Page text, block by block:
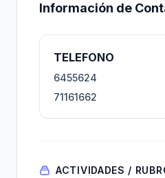
Información de
TELEFONO
6455624
71161662
ACTIVIDADES /